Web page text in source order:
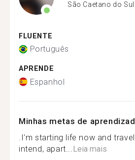
São Caetano do Sul
FLUENTE
Português
APRENDE
Espanhol
Minhas metas de
.I'm starting life now and
intend, apart... Leia mais